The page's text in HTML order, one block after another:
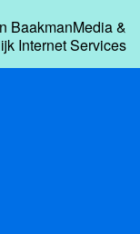
BaakmanMedia&
Internet Services